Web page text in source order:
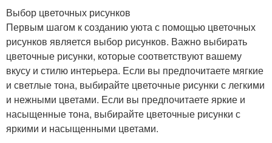
Выбор цветочных рисунков
Первым шагом к созданию уюта с помощью цветочных
рисунков является выбор рисунков. Важно выбирать
цветочные рисунки, которые соответствуют вашему
вкусу и стилю интерьера. Если вы предпочитаете мягкие
и светлые тона, выбирайте цветочные рисунки с легкими
и нежными цветами. Если вы предпочитаете яркие и
насыщенные тона, выбирайте цветочные рисунки с
яркими и насыщенными цветами.